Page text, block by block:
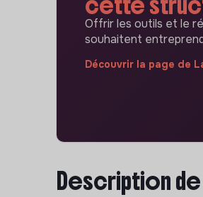
Offrir les outils et le
souhaitent
Découvrir la page de
Description